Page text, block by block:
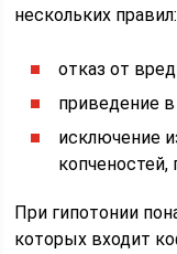
нескольких правил:
отказ от
приведение
исключение
копченостей,
При гипотонии
которых входит